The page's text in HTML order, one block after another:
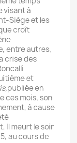
visant à
Siège et les
croît
entre autres,
crise des
et
publiée en
ces mois, son
à cause
Il meurt le soir
au cours de